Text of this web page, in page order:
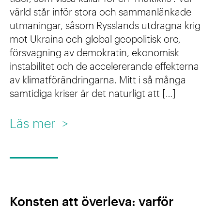
f
u
n
k
t
i
d
g
h
e
t
f
ö
r
e
d
–
e
n
d
i
s
värld står inför stora och sammanlänkade
utmaningar, såsom Rysslands utdragna krig
mot Ukraina och global geopolitisk oro,
försvagning av demokratin, ekonomisk
instabilitet och de accelererande effekterna
av klimatförändringarna. Mitt i så många
samtidiga kriser är det naturligt att […]
Läs mer:
u
>
Konsten att överleva: varför